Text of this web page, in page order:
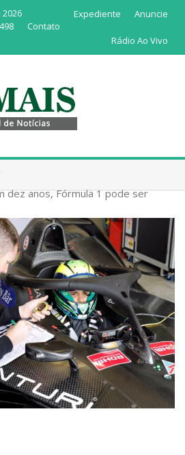
Anuncie
Expediente
Contato
Rádio Ao Vivo
dez anos, Fórmula 1 pode ser